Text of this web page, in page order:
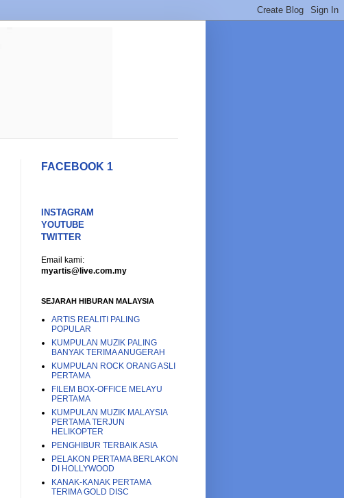
FACEBOOK 1
INSTAGRAM
YOUTUBE
TWITTER
Email kami:
myartis@live.com.my
SEJARAH HIBURAN MALAYSIA
ARTIS REALITI PALING
POPULAR
KUMPULAN MUZIK PALING
BANYAK TERIMA ANUGERAH
KUMPULAN ROCK ORANG ASLI
PERTAMA
FILEM BOX-OFFICE MELAYU
PERTAMA
KUMPULAN MUZIK MALAYSIA
PERTAMA TERJUN
HELIKOPTER
PENGHIBUR TERBAIK ASIA
PELAKON PERTAMA BERLAKON
DI HOLLYWOOD
KANAK-KANAK PERTAMA
TERIMA GOLD DISC